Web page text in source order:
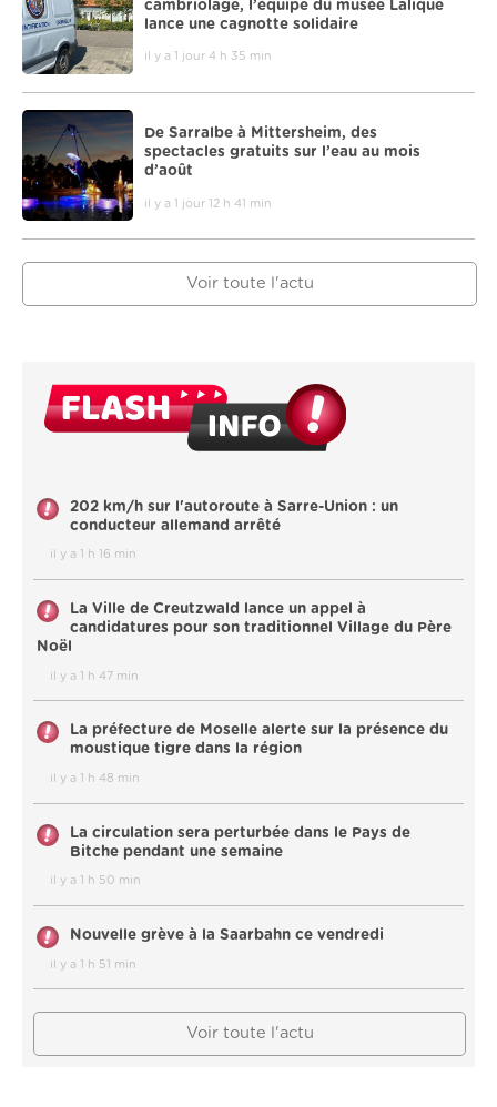
cambriolage, l’équipe du musée Lalique
lance une cagnotte solidaire
il y a 1 jour 4 h 35 min
De Sarralbe à Mittersheim, des
spectacles gratuits sur l’eau au mois
d’août
il y a 1 jour 12 h 41 min
Voir toute l'actu
202 km/h sur l'autoroute à Sarre-Union : un
conducteur allemand arrêté
il y a 1 h 16 min
La Ville de Creutzwald lance un appel à
candidatures pour son traditionnel Village du Père
Noël
il y a 1 h 47 min
La préfecture de Moselle alerte sur la présence du
moustique tigre dans la région
il y a 1 h 48 min
La circulation sera perturbée dans le Pays de
Bitche pendant une semaine
il y a 1 h 50 min
Nouvelle grève à la Saarbahn ce vendredi
il y a 1 h 51 min
Voir toute l'actu